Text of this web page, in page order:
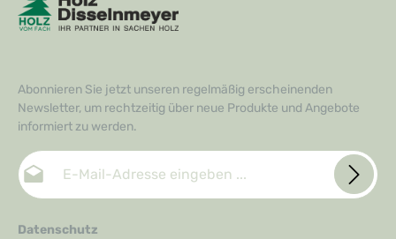
Abonnieren Sie jetzt unseren regelmäßig erscheinenden
Newsletter, um rechtzeitig über neue Produkte und Angebote
informiert zu werden.
E-Mail-Adresse*
Datenschutz